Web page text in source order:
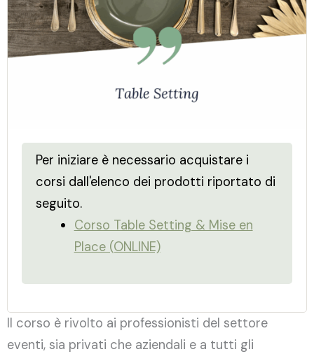
Il corso è rivolto ai professionisti del settore
eventi, sia privati che aziendali e a tutti gli
Per iniziare è necessario acquistare i
corsi dall'elenco dei prodotti riportato di
seguito.
Corso Table Setting & Mise en
Place (ONLINE)